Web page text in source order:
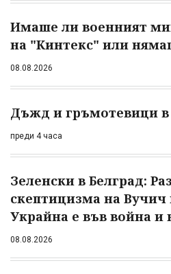
Имаше ли военният
на "Кинтекс" или
08.08.2026
Дъжд и гръмотевици в
преди 4 часа
Зеленски в Белград:
скептицизма на
Украйна е във война и
08.08.2026